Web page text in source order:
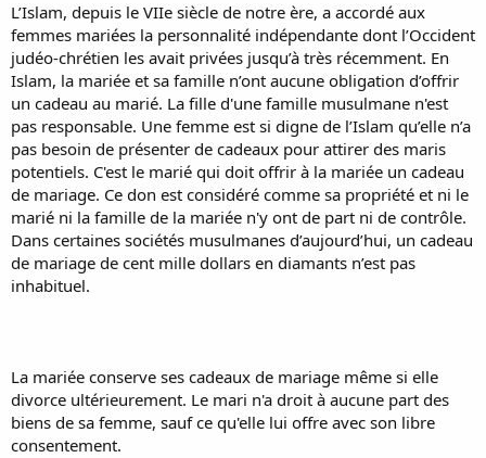
L’Islam, depuis le VIIe siècle de notre ère, a accordé aux
femmes mariées la personnalité indépendante dont l’Occident
judéo-chrétien les avait privées jusqu’à très récemment. En
Islam, la mariée et sa famille n’ont aucune obligation d’offrir
un cadeau au marié. La fille d'une famille musulmane n'est
pas responsable. Une femme est si digne de l’Islam qu’elle n’a
pas besoin de présenter de cadeaux pour attirer des maris
potentiels. C'est le marié qui doit offrir à la mariée un cadeau
de mariage. Ce don est considéré comme sa propriété et ni le
marié ni la famille de la mariée n'y ont de part ni de contrôle.
Dans certaines sociétés musulmanes d’aujourd’hui, un cadeau
de mariage de cent mille dollars en diamants n’est pas
inhabituel.
La mariée conserve ses cadeaux de mariage même si elle
divorce ultérieurement. Le mari n'a droit à aucune part des
biens de sa femme, sauf ce qu'elle lui offre avec son libre
consentement.